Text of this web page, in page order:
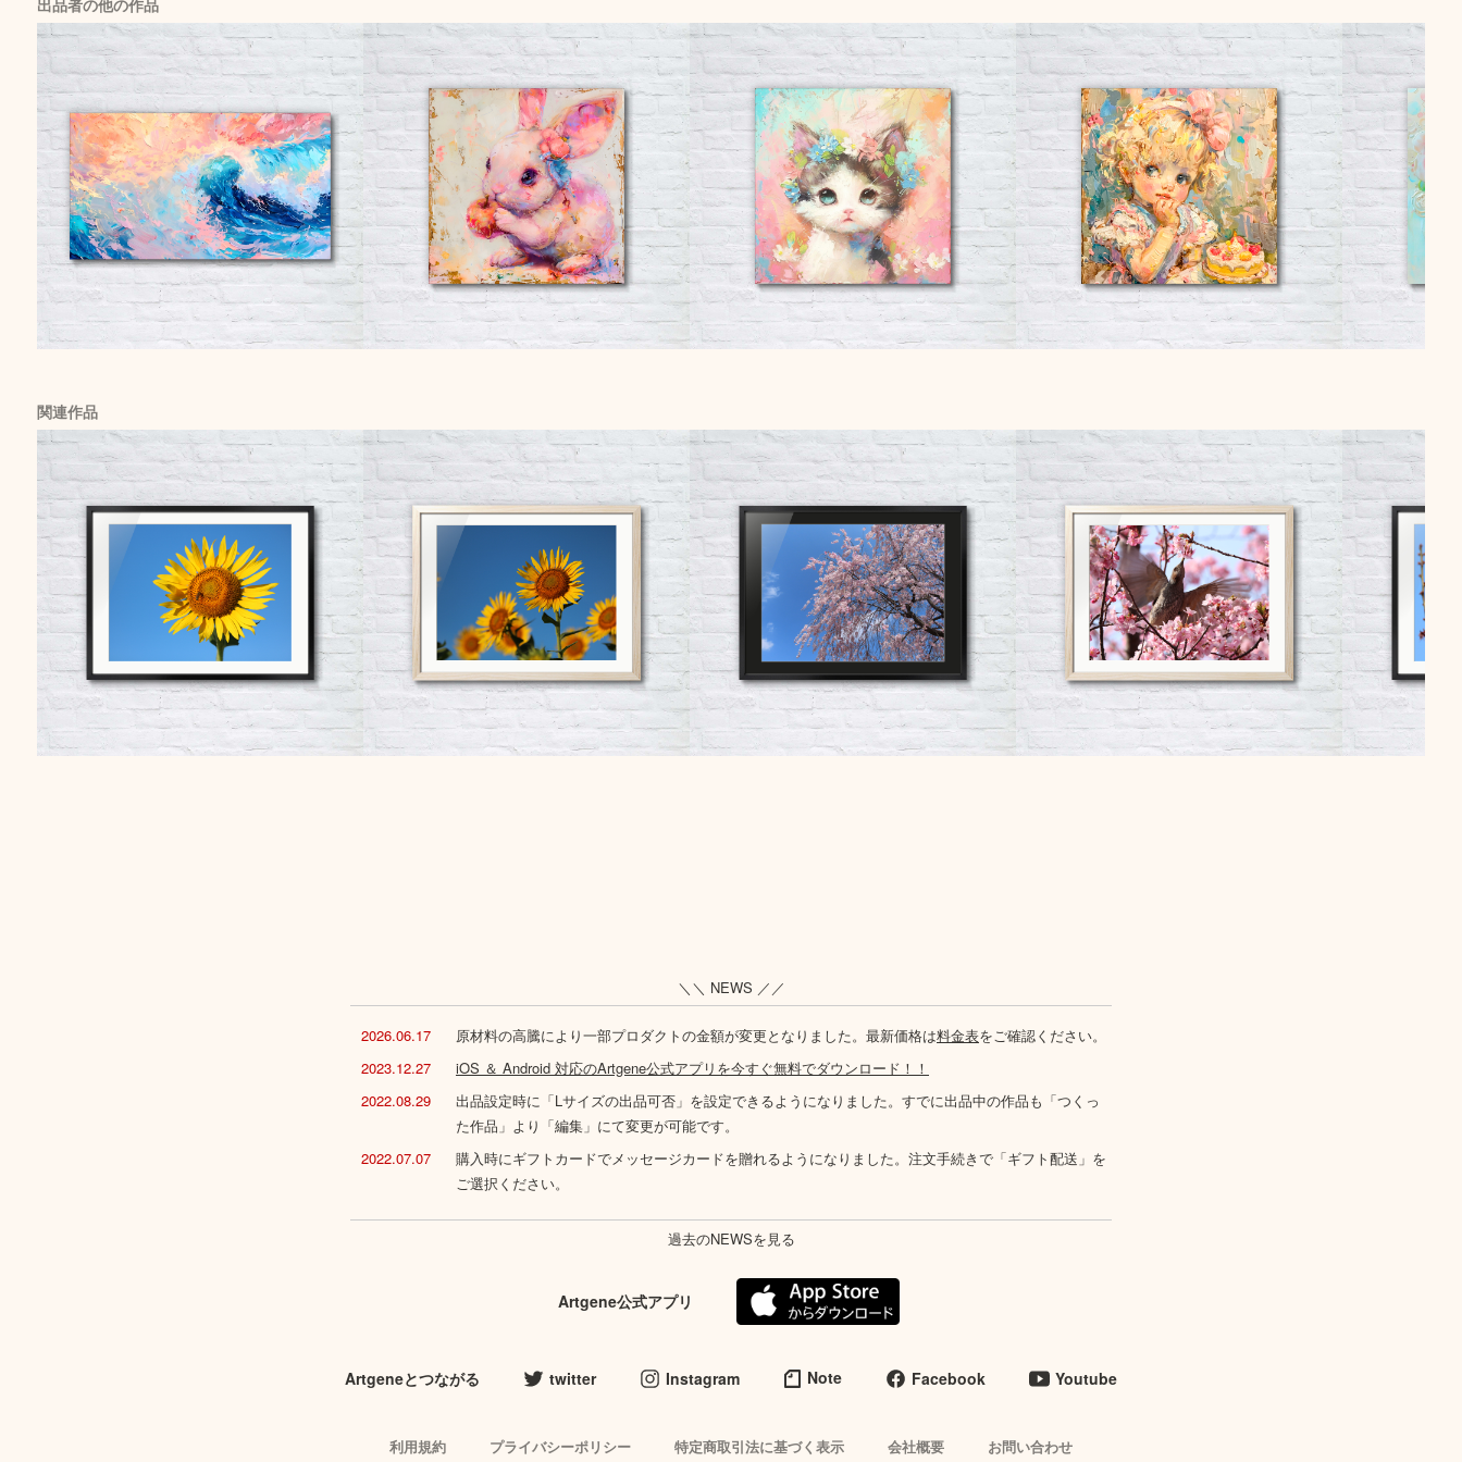
関連作品
＼＼ NEWS ／／
2026.06.17 原材料の高騰により一部プロダクトの金額が変更となりました。最新価格は料金表をご確認ください。
2023.12.27
iOS ＆ Android 対応のArtgene公式アプリを今すぐ無料でダウンロード！！
2022.08.29
出品設定時に「Lサイズの出品可否」を設定できるようになりました。すでに出品中の作品も「つくっ
た作品」より「編集」にて変更が可能です。
2022.07.07
購入時にギフトカードでメッセージカードを贈れるようになりました。注文手続きで「ギフト配送」を
ご選択ください。
過去のNEWSを見る
Artgene公式アプリ
Artgeneとつながる twitter Instagram Note Facebook Youtube
利用規約 プライバシーポリシー 特定商取引法に基づく表示 会社概要 お問い合わせ